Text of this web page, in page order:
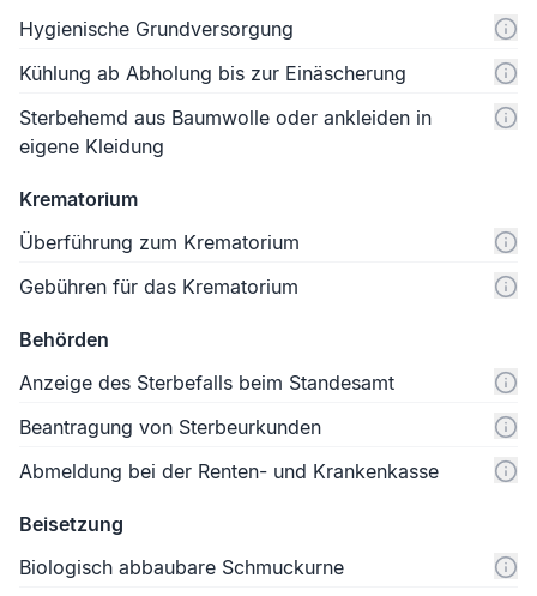
Hygienische Grundversorgung
Kühlung ab Abholung bis zur Einäscherung
Sterbehemd aus Baumwolle oder ankleiden in
eigene Kleidung
Krematorium
Überführung zum Krematorium
Gebühren für das Krematorium
Behörden
Anzeige des Sterbefalls beim Standesamt
Beantragung von Sterbeurkunden
Abmeldung bei der Renten- und Krankenkasse
Beisetzung
Biologisch abbaubare Schmuckurne